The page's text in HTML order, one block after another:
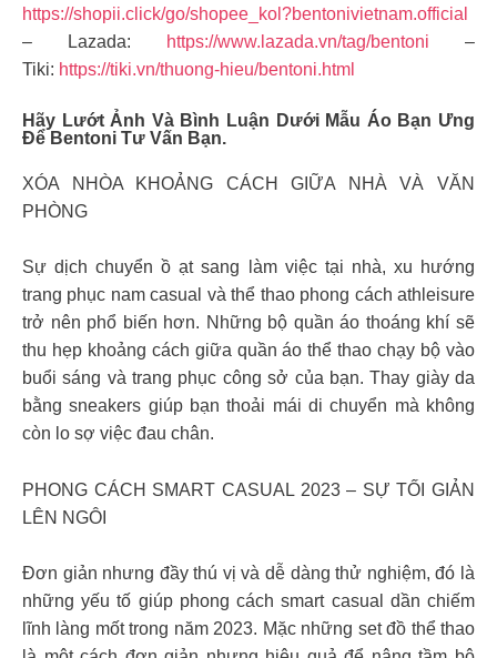
https://shopii.click/go/shopee_kol?bentonivietnam.official
– Lazada:
https://www.lazada.vn/tag/bentoni –
Tiki: https://tiki.vn/thuong-hieu/bentoni.html
Hãy Lướt Ảnh Và Bình Luận Dưới Mẫu Áo Bạn Ưng
Để Bentoni Tư Vấn Bạn.
XÓA NHÒA KHOẢNG CÁCH GIỮA NHÀ VÀ VĂN
PHÒNG
Sự dịch chuyển ồ ạt sang làm việc tại nhà, xu hướng
trang phục nam casual và thể thao phong cách athleisure
trở nên phổ biến hơn. Những bộ quần áo thoáng khí sẽ
thu hẹp khoảng cách giữa quần áo thể thao chạy bộ vào
buổi sáng và trang phục công sở của bạn. Thay giày da
bằng sneakers giúp bạn thoải mái di chuyển mà không
còn lo sợ việc đau chân.
PHONG CÁCH SMART CASUAL 2023 – SỰ TỐI GIẢN
LÊN NGÔI
Đơn giản nhưng đầy thú vị và dễ dàng thử nghiệm, đó là
những yếu tố giúp phong cách smart casual dần chiếm
lĩnh làng mốt trong năm 2023. Mặc những set đồ thể thao